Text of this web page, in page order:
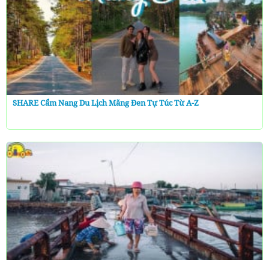
SHARE Cẩm Nang Du Lịch Măng Đen Tự Túc Từ A-Z